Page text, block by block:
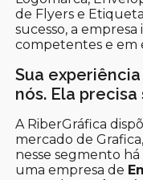
de Flyers e
sucesso, a
competentes e em
Sua
nós. Ela
A RiberGráfica
mercado de
nesse segmento
uma empresa de